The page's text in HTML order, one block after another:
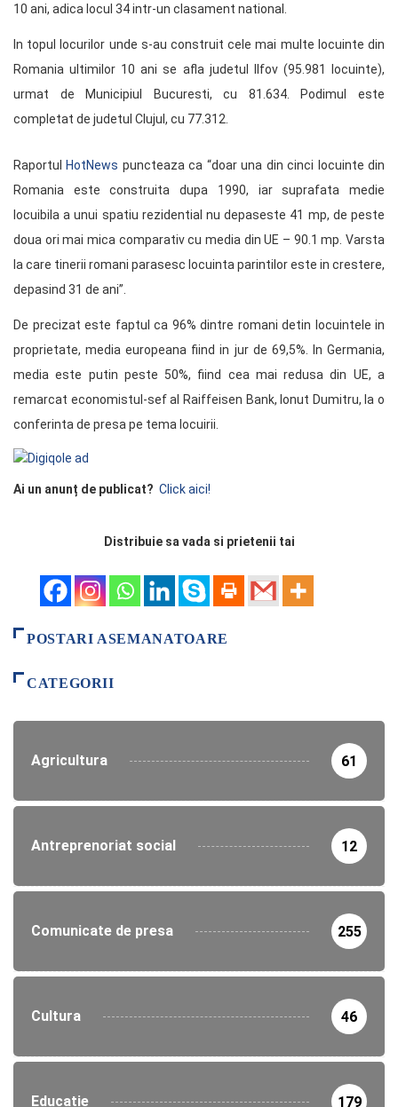
10 ani, adica locul 34 intr-un clasament national.
In topul locurilor unde s-au construit cele mai multe locuinte din
Romania ultimilor 10 ani se afla judetul Ilfov (95.981 locuinte),
urmat de Municipiul Bucuresti, cu 81.634. Podimul este
completat de judetul Clujul, cu 77.312.
Raportul HotNews puncteaza ca “doar una din cinci locuinte din
Romania este construita dupa 1990, iar suprafata medie
locuibila a unui spatiu rezidential nu depaseste 41 mp, de peste
doua ori mai mica comparativ cu media din UE – 90.1 mp. Varsta
la care tinerii romani parasesc locuinta parintilor este in crestere,
depasind 31 de ani”.
De precizat este faptul ca 96% dintre romani detin locuintele in
proprietate, media europeana fiind in jur de 69,5%. In Germania,
media este putin peste 50%, fiind cea mai redusa din UE, a
remarcat economistul-sef al Raiffeisen Bank, Ionut Dumitru, la o
conferinta de presa pe tema locuirii.
Ai un anunț de publicat? Click aici!
Distribuie sa vada si prietenii tai
POSTARI ASEMANATOARE
CATEGORII
Agricultura 61
Antreprenoriat social 12
Comunicate de presa 255
Cultura 46
Educatie 179